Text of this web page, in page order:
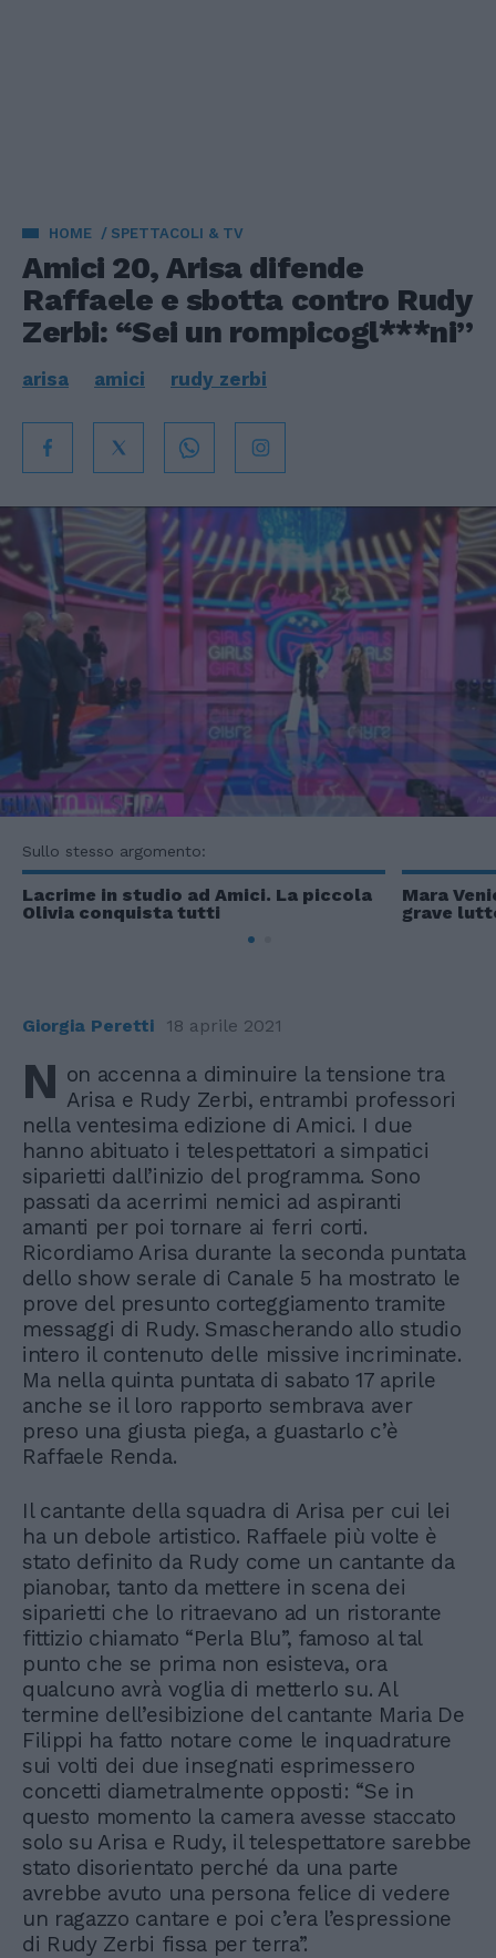
HOME SPETTACOLI & TV
Amici 20, Arisa difende
Raffaele e sbotta contro Rudy
Zerbi: “Sei un rompicogl***ni”
arisa amici rudy zerbi
Sullo stesso argomento:
Lacrime in studio ad Amici. La piccola
Olivia conquista tutti
Mara
grave
Giorgia Peretti 18 aprile 2021
N on accenna a diminuire la tensione tra
Arisa e Rudy Zerbi, entrambi professori
nella ventesima edizione di Amici. I due
hanno abituato i telespettatori a simpatici
siparietti dall’inizio del programma. Sono
passati da acerrimi nemici ad aspiranti
amanti per poi tornare ai ferri corti.
Ricordiamo Arisa durante la seconda puntata
dello show serale di Canale 5 ha mostrato le
prove del presunto corteggiamento tramite
messaggi di Rudy. Smascherando allo studio
intero il contenuto delle missive incriminate.
Ma nella quinta puntata di sabato 17 aprile
anche se il loro rapporto sembrava aver
preso una giusta piega, a guastarlo c’è
Raffaele Renda.
Il cantante della squadra di Arisa per cui lei
ha un debole artistico. Raffaele più volte è
stato definito da Rudy come un cantante da
pianobar, tanto da mettere in scena dei
siparietti che lo ritraevano ad un ristorante
fittizio chiamato “Perla Blu”, famoso al tal
punto che se prima non esisteva, ora
qualcuno avrà voglia di metterlo su. Al
termine dell’esibizione del cantante Maria De
Filippi ha fatto notare come le inquadrature
sui volti dei due insegnati esprimessero
concetti diametralmente opposti: “Se in
questo momento la camera avesse staccato
solo su Arisa e Rudy, il telespettatore sarebbe
stato disorientato perché da una parte
avrebbe avuto una persona felice di vedere
un ragazzo cantare e poi c’era l’espressione
di Rudy Zerbi fissa per terra”.